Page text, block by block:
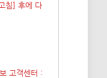
침] 후에 다
고객센터 :